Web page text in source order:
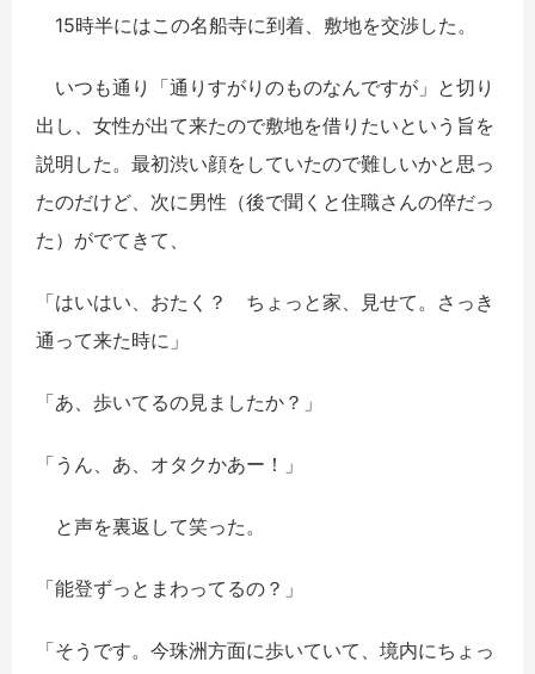
15時半にはこの名船寺に到着、敷地を交渉した。
いつも通り「通りすがりのものなんですが」と切り
出し、女性が出て来たので敷地を借りたいという旨を
説明した。最初渋い顔をしていたので難しいかと思っ
たのだけど、次に男性（後で聞くと住職さんの倅だっ
た）がでてきて、
「はいはい、おたく？ ちょっと家、見せて。さっき
通って来た時に」
「あ、歩いてるの見ましたか？」
「うん、あ、オタクかあー！」
と声を裏返して笑った。
「能登ずっとまわってるの？」
「そうです。今珠洲方面に歩いていて、境内にちょっ